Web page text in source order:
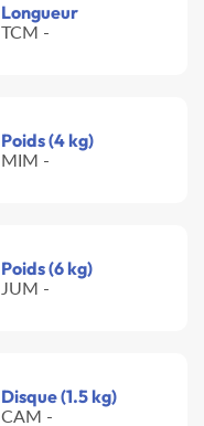
Longueur
TCM -
Poids (4 kg)
MIM -
Poids (6 kg)
JUM -
Disque (1.5 kg)
CAM -